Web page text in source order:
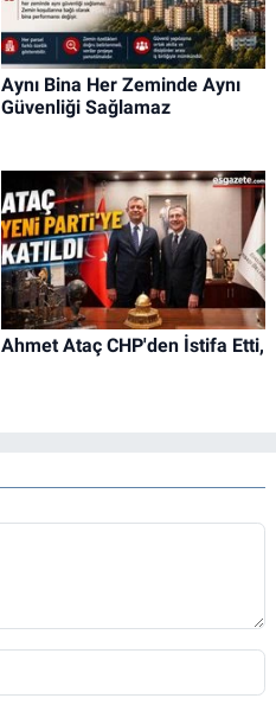
Aynı Bina Her Zeminde Aynı
Güvenliği Sağlamaz
Ahmet Ataç CHP'den İstifa Etti,